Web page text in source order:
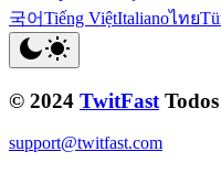
국어Tiếng ViệtItalianoไทย
© 2024 TwitFast
support@twitfast.com